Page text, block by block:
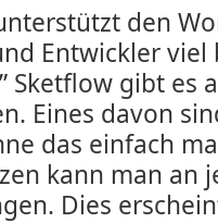
den
Entwickler viel
Sketflow gibt es
Eines davon
das einfach
kann man an
Dies